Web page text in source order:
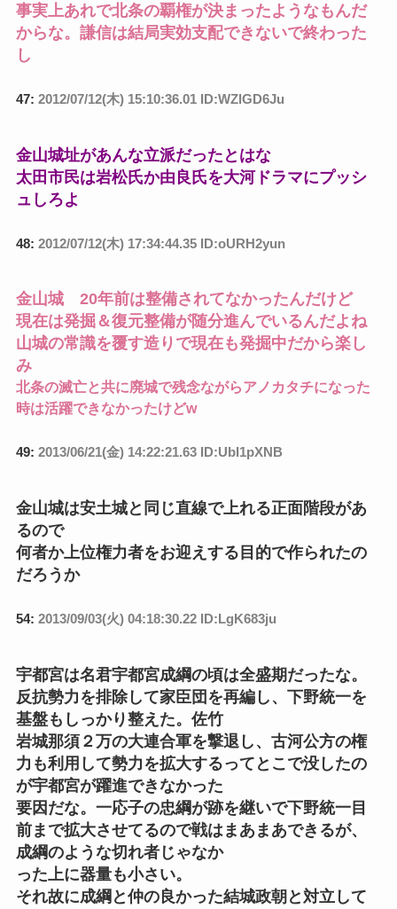
事実上あれで北条の覇権が決まったようなもんだ
からな。謙信は結局実効支配できないで終わった
し
47: 2012/07/12(木) 15:10:36.01 ID:WZlGD6Ju
金山城址があんな立派だったとはな
太田市民は岩松氏か由良氏を大河ドラマにプッシ
ュしろよ
48: 2012/07/12(木) 17:34:44.35 ID:oURH2yun
金山城 20年前は整備されてなかったんだけど
現在は発掘＆復元整備が随分進んでいるんだよね
山城の常識を覆す造りで現在も発掘中だから楽し
み
北条の滅亡と共に廃城で残念ながらアノカタチになった
時は活躍できなかったけどw
49: 2013/06/21(金) 14:22:21.63 ID:UbI1pXNB
金山城は安土城と同じ直線で上れる正面階段があ
るので
何者か上位権力者をお迎えする目的で作られたの
だろうか
54: 2013/09/03(火) 04:18:30.22 ID:LgK683ju
宇都宮は名君宇都宮成綱の頃は全盛期だったな。
反抗勢力を排除して家臣団を再編し、下野統一を
基盤もしっかり整えた。佐竹
岩城那須２万の大連合軍を撃退し、古河公方の権
力も利用して勢力を拡大するってとこで没したの
が宇都宮が躍進できなかった
要因だな。一応子の忠綱が跡を継いで下野統一目
前まで拡大させてるので戦はまあまあできるが、
成綱のような切れ者じゃなか
った上に器量も小さい。
それ故に成綱と仲の良かった結城政朝と対立して